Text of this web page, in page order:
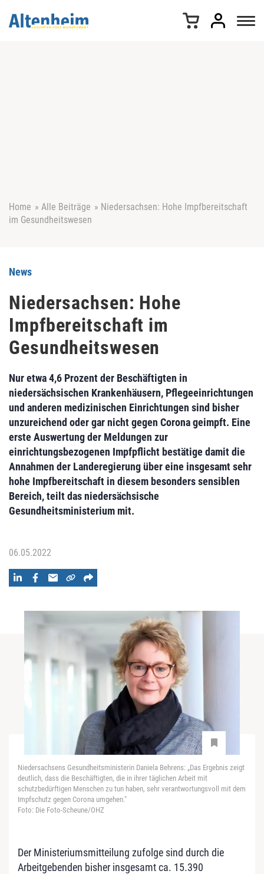
Home » Alle Beiträge » Niedersachsen: Hohe Impfbereitschaft
im Gesundheitswesen
News
Niedersachsen: Hohe
Impfbereitschaft im
Gesundheitswesen
Nur etwa 4,6 Prozent der Beschäftigten in
niedersächsischen Krankenhäusern, Pflegeeinrichtungen
und anderen medizinischen Einrichtungen sind bisher
unzureichend oder gar nicht gegen Corona geimpft. Eine
erste Auswertung der Meldungen zur
einrichtungsbezogenen Impfpflicht bestätige damit die
Annahmen der Landeregierung über eine insgesamt sehr
hohe Impfbereitschaft in diesem besonders sensiblen
Bereich, teilt das niedersächsische
Gesundheitsministerium mit.
06.05.2022
Niedersachsens Gesundheitsministerin Daniela Behrens: „Das Ergebnis zeigt
deutlich, dass die Beschäftigten, die in ihrer täglichen Arbeit mit
schutzbedürftigen Menschen zu tun haben, sehr verantwortungsvoll mit dem
Impfschutz gegen Corona umgehen."
Foto: Die Foto-Scheune/OHZ
Der Ministeriumsmitteilung zufolge sind durch die
Arbeitgebenden bisher insgesamt ca. 15.390